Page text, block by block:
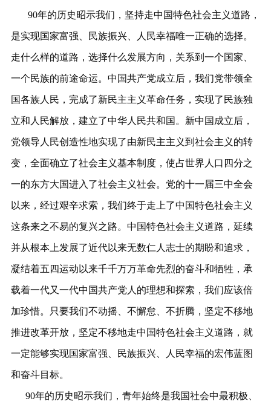
90年的历史昭示我们，坚持走中国特色社会主义道路，
是实现国家富强、民族振兴、人民幸福唯一正确的选择。
走什么样的道路，选择什么发展方向，关系到一个国家、
一个民族的前途命运。中国共产党成立后，我们党带领全
国各族人民，完成了新民主主义革命任务，实现了民族独
立和人民解放，建立了中华人民共和国。新中国成立后，
党领导人民创造性地实现了由新民主主义到社会主义的转
变，全面确立了社会主义基本制度，使占世界人口四分之
一的东方大国进入了社会主义社会。党的十一届三中全会
以来，经过艰辛求索，我们终于走上了中国特色社会主义
这条来之不易的复兴之路。中国特色社会主义道路，延续
并从根本上发展了近代以来无数仁人志士的期盼和追求，
凝结着五四运动以来千千万万革命先烈的奋斗和牺牲，承
载着一代又一代中国共产党人的理想和探索，我们应该倍
加珍惜。只要我们不动摇、不懈怠、不折腾，坚定不移地
推进改革开放，坚定不移地走中国特色社会主义道路，就
一定能够实现国家富强、民族振兴、人民幸福的宏伟蓝图
和奋斗目标。
90年的历史昭示我们，青年始终是我国社会中最积极、